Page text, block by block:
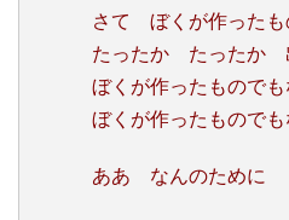
さて ぼくが作ったも
たったか たったか
ぼくが作ったもので
ぼくが作ったものでも
ああ なんのために